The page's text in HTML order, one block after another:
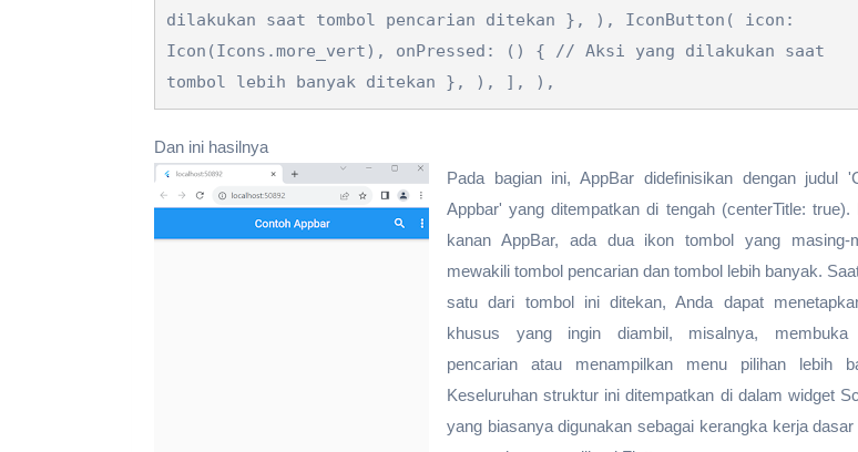
dilakukan saat tombol pencarian ditekan }, ), IconButton( icon:
Icon(Icons.more_vert), onPressed: () { // Aksi yang dilakukan saat
tombol lebih banyak ditekan }, ), ], ),
Dan ini hasilnya
Pada bagian ini, AppBar didefinisikan dengan judul
Appbar' yang ditempatkan di tengah (centerTitle: true).
kanan AppBar, ada dua ikon tombol yang masing-
mewakili tombol pencarian dan tombol lebih banyak.
satu dari tombol ini ditekan, Anda dapat
khusus yang ingin diambil, misalnya, membuka
pencarian atau menampilkan menu pilihan lebih
Keseluruhan struktur ini ditempatkan di dalam widget
yang biasanya digunakan sebagai kerangka kerja dasar